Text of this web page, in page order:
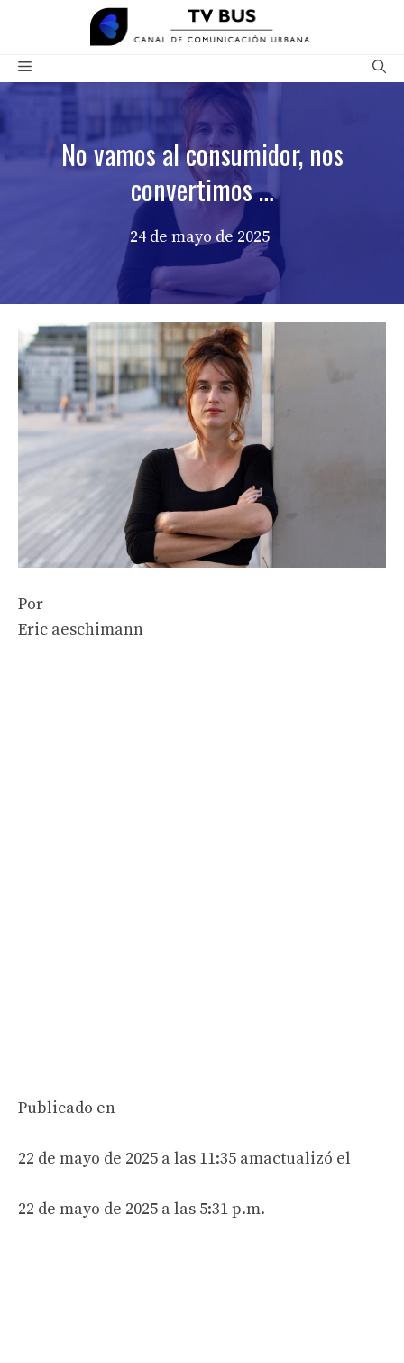
contenido
Menú
No vamos al consumidor, nos
convertimos …
24 de mayo de 2025
Por
Eric aeschimann
Publicado en
22 de mayo de 2025 a las 11:35 amactualizó el
22 de mayo de 2025 a las 5:31 p.m.